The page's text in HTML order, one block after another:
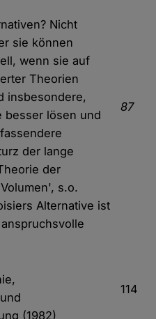
Nicht
sie können
wenn sie auf
Theorien
insbesondere,
besser lösen und
der lange
der
s.o.
Alternative ist
87
(1982)
114